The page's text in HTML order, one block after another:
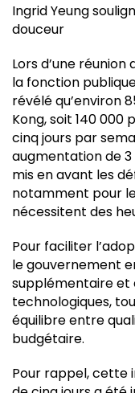
Ingrid Yeung
douceur
Lors d’une
la fonction
révélé qu’environ
Kong, soit 140
cinq jours par
augmentation de 3
mis en avant les
notamment pour
nécessitent des
Pour faciliter
le gouvernement
supplémentaire et
technologiques,
équilibre entre
budgétaire.
Pour rappel, cette